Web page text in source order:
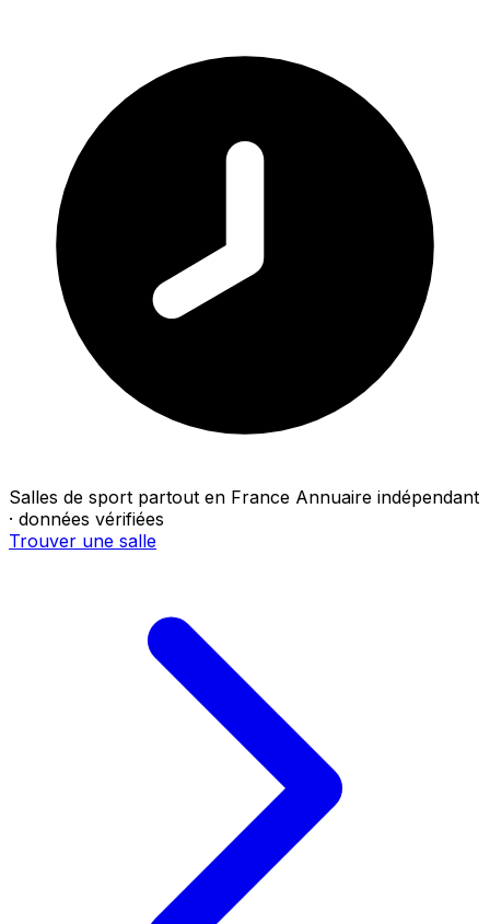
Salles de sport partout en France Annuaire indépendant
· données vérifiées
Trouver une salle